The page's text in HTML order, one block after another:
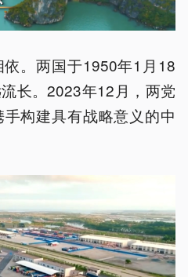
。两国于1950年1月18
长。2023年12月，两党
构建具有战略意义的中